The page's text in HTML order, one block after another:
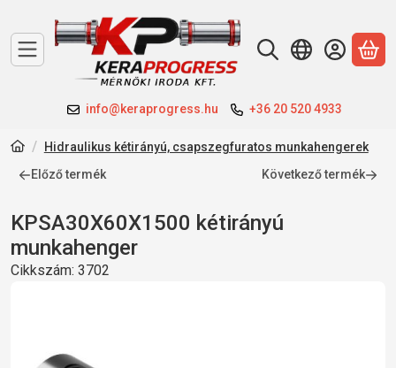
info@keraprogress.hu +36 20 520 4933
A
Hidraulikus kétirányú, csapszegfuratos munkahengerek
Előző termék
Következő termék
KPSA30X60X1500 kétirányú
munkahenger
Cikkszám: 3702